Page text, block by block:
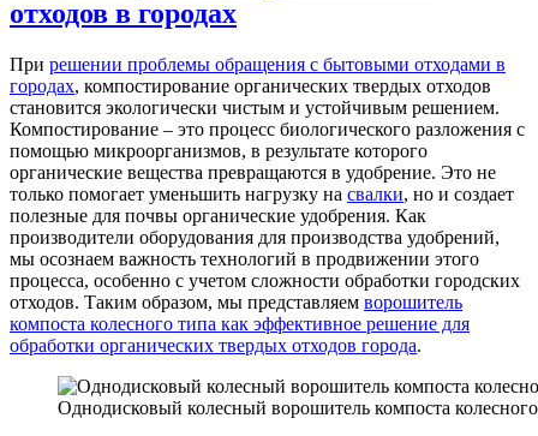
отходов в городах
При решении проблемы обращения с бытовыми отходами в
городах, компостирование органических твердых отходов
становится экологически чистым и устойчивым решением.
Компостирование – это процесс биологического разложения с
помощью микроорганизмов, в результате которого
органические вещества превращаются в удобрение. Это не
только помогает уменьшить нагрузку на свалки, но и создает
полезные для почвы органические удобрения. Как
производители оборудования для производства удобрений,
мы осознаем важность технологий в продвижении этого
процесса, особенно с учетом сложности обработки городских
отходов. Таким образом, мы представляем ворошитель
компоста колесного типа как эффективное решение для
обработки органических твердых отходов города.
Однодисковый колесный ворошитель компоста